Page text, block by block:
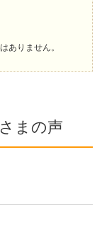
ありません。
まの声